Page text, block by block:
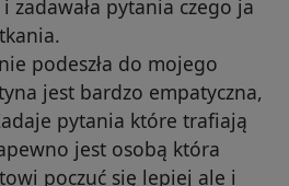
zadawała pytania czego ja
podeszła do mojego
jest bardzo empatyczna,
pytania które trafiają
jest osobą która
poczuć się lepiej ale i